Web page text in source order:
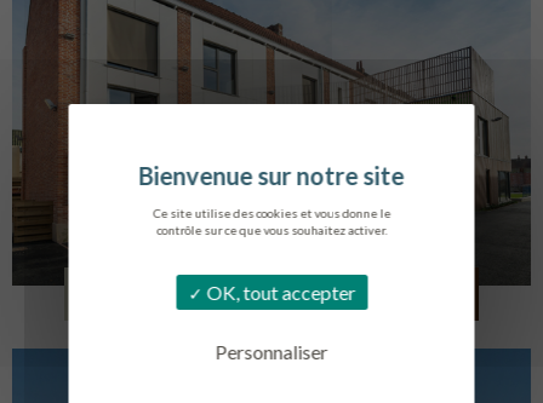
Ce site utilise des cookies et vous donne le
contrôle sur ce que vous souhaitez activer.
OK, tout accepter
Personnaliser
LOG. JEUNES TRAVAILLEURS